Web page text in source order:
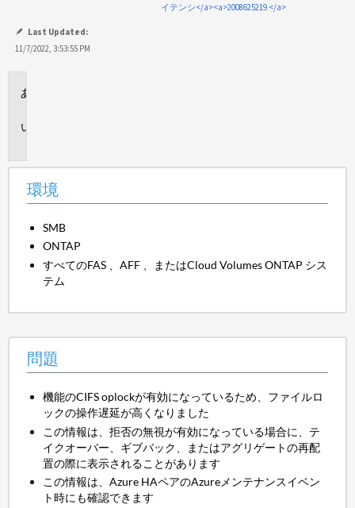
イテンシ</a><a>2008625219 </a>
Last Updated:
11/7/2022, 3:53:55 PM
環境
SMB
ONTAP
すべてのFAS 、AFF 、またはCloud Volumes ONTAP シス
テム
問題
機能のCIFS oplockが有効になっているため、ファイルロ
ックの操作遅延が高くなりました
この情報は、拒否の無視が有効になっている場合に、テ
イクオーバー、ギブバック、またはアグリゲートの再配
置の際に表示されることがあります
この情報は、Azure HAペアのAzureメンテナンスイベン
ト時にも確認できます